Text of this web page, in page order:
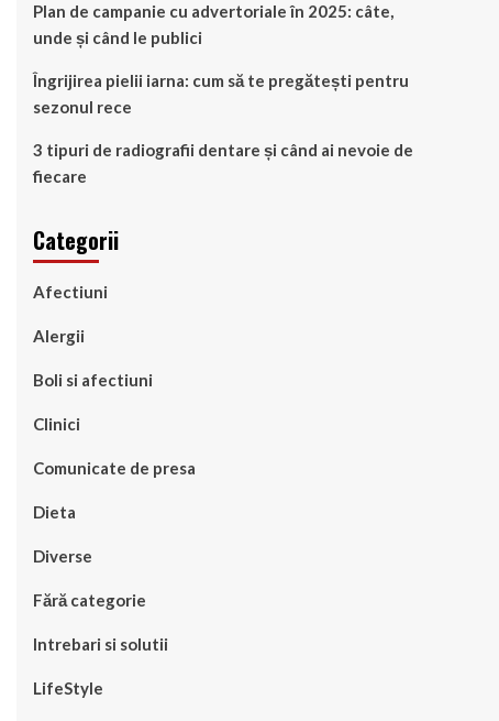
Plan de campanie cu advertoriale în 2025: câte,
unde și când le publici
Îngrijirea pielii iarna: cum să te pregătești pentru
sezonul rece
3 tipuri de radiografii dentare și când ai nevoie de
fiecare
Categorii
Afectiuni
Alergii
Boli si afectiuni
Clinici
Comunicate de presa
Dieta
Diverse
Fără categorie
Intrebari si solutii
LifeStyle